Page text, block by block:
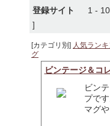
登録サイト 1 - 10
]
[カテゴリ別] 人気ランキ
グ
ビンテージ＆コ
ビン
プで
マグ